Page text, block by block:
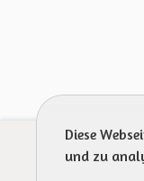
Diese
und zu